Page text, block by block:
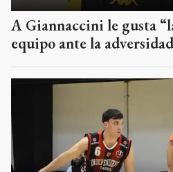
A Giannaccini le gusta
equipo ante la